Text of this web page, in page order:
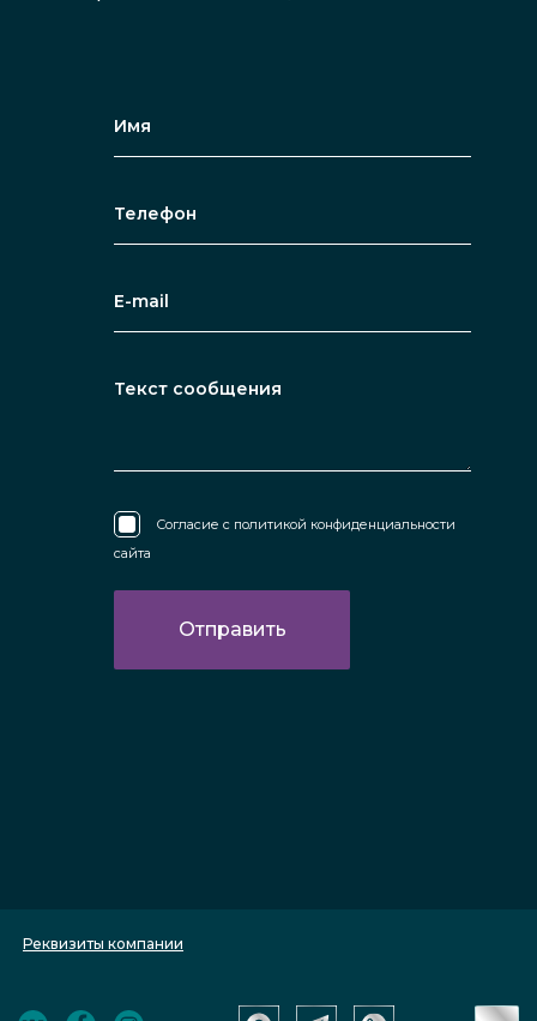
Согласие с политикой конфиденциальности
сайта
Реквизиты компании